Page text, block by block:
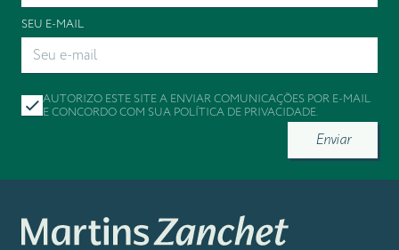
SEU E-MAIL
AUTORIZO ESTE SITE A ENVIAR COMUNICAÇÕES POR E-MAIL
E CONCORDO COM SUA POLÍTICA DE PRIVACIDADE.
Enviar